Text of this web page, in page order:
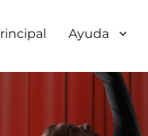
Ayuda